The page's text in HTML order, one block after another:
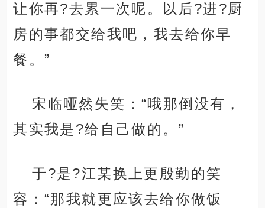
让你再?去累一次呢。以后?进?厨
房的事都交给我吧，我去给你早
餐。”
宋临哑然失笑：“哦那倒没有，
其实我是?给自己做的。”
于?是?江某换上更殷勤的笑
容：“那我就更应该去给你做饭